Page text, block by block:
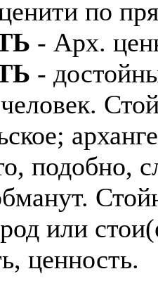
по
- Арх.
-
подобно,
или
ценность.